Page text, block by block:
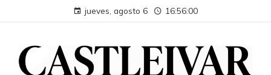
jueves, agosto 6 16:56:01